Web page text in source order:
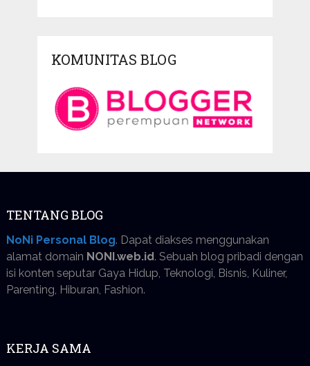
KOMUNITAS BLOG
TENTANG BLOG
NoNi Personal Blog. Dapat diakses menggunakan
alamat domain NONI.web.id. Sebuah blog pribadi dengan
isi konten seputar Gaya Hidup, Teknologi, Bisnis, Kuliner,
Parenting, Hiburan, Fashion.
KERJA SAMA